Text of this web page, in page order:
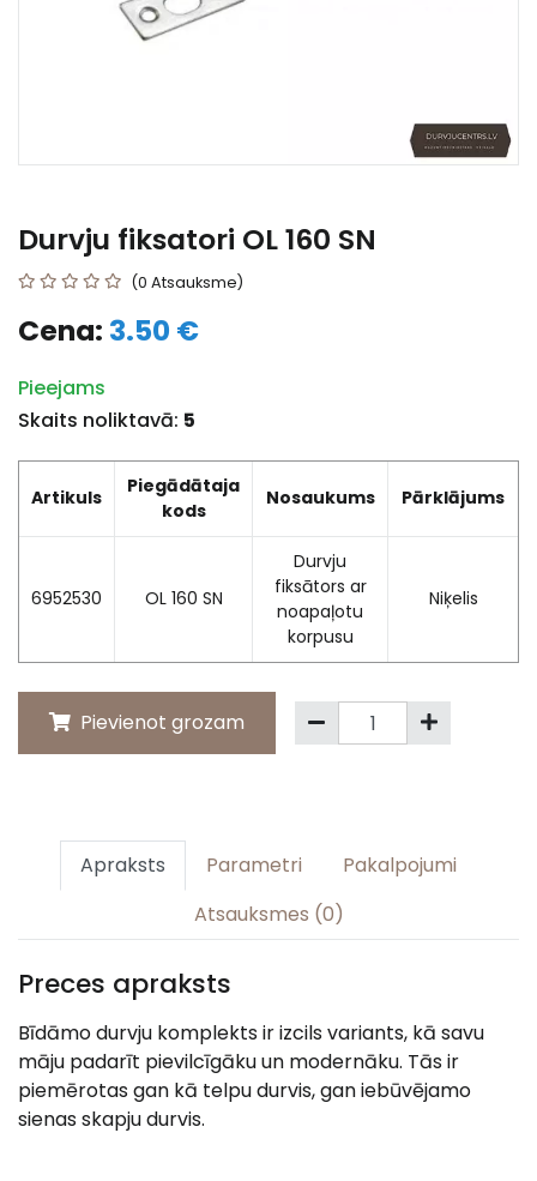
Durvju fiksatori OL 160 SN
(0 Atsauksme)
Cena: 3.50 €
Pieejams
Skaits noliktavā: 5
Artikuls
Piegādātaja
kods
Nosaukums Pārklājums
6952530 OL 160 SN
Durvju
fiksātors ar
noapaļotu
korpusu
Niķelis
Pievienot grozam
Apraksts Parametri
Pakalpojumi
Atsauksmes (0)
Preces apraksts
Bīdāmo durvju komplekts ir izcils variants, kā savu
māju padarīt pievilcīgāku un modernāku. Tās ir
piemērotas gan kā telpu durvis, gan iebūvējamo
sienas skapju durvis.